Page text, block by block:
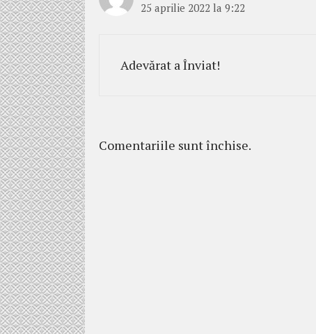
25 aprilie 2022 la 9:22
Adevărat a Înviat!
Comentariile sunt închise.